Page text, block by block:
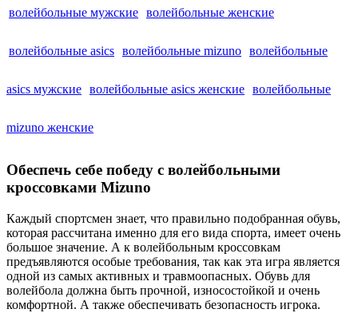
волейбольные мужские волейбольные женские
волейбольные asics волейбольные mizuno волейбольные
asics мужские волейбольные asics женские волейбольные
mizuno женские
Обеспечь себе победу с волейбольными
кроссовками Mizuno
Каждый спортсмен знает, что правильно подобранная обувь,
которая рассчитана именно для его вида спорта, имеет очень
большое значение. А к волейбольным кроссовкам
предъявляются особые требования, так как эта игра является
одной из самых активных и травмоопасных. Обувь для
волейбола должна быть прочной, износостойкой и очень
комфортной. А также обеспечивать безопасность игрока.